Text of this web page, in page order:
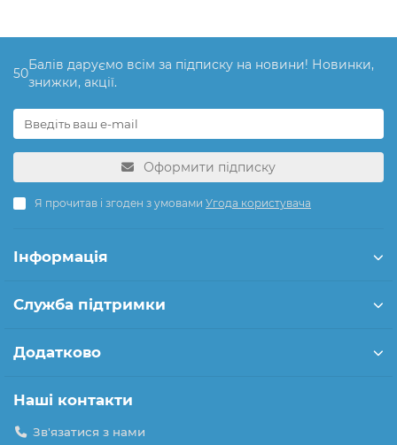
50
Балів даруємо всім за підписку на новини! Новинки,
знижки, акції.
Оформити підписку
Я прочитав і згоден з умовами Угода користувача
Інформація
Служба підтримки
Додатково
Наші контакти
Зв'язатися з нами